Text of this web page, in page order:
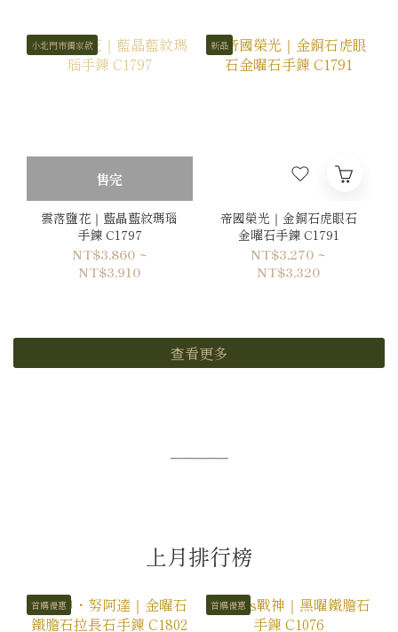
小北門市獨家款
售完
雲落鹽花｜藍晶藍紋瑪瑙
手鍊 C1797
NT$3,860 ~
NT$3,910
新品
帝國榮光｜金銅石虎眼石
金曜石手鍊 C1791
NT$3,270 ~
NT$3,320
查看更多
─────
上月排行榜
首購優惠 首購優惠